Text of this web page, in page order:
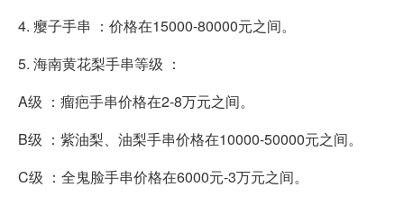
4. 瘿子手串 ：价格在15000-80000元之间。
5. 海南黄花梨手串等级 ：
A级 ：瘤疤手串价格在2-8万元之间。
B级 ：紫油梨、油梨手串价格在10000-50000元之间。
C级 ：全鬼脸手串价格在6000元-3万元之间。